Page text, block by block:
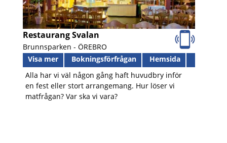
Restaurang Svalan
Brunnsparken - ÖREBRO
Visa mer
Bokningsförfrågan
Hemsida
Alla har vi väl någon gång haft huvudbry inför
en fest eller stort arrangemang. Hur löser vi
matfrågan? Var ska vi vara?